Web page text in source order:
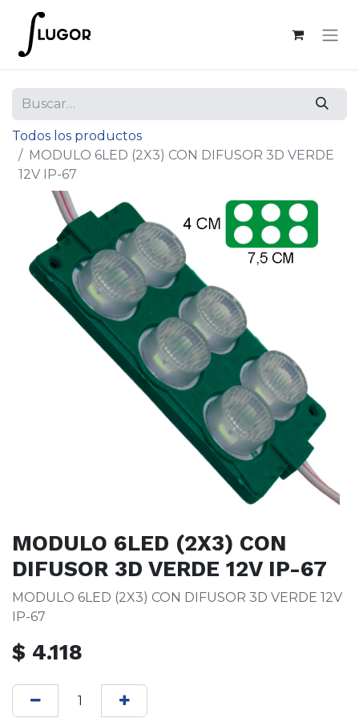
Todos los productos
MODULO 6LED (2X3) CON DIFUSOR 3D VERDE
12V IP-67
MODULO 6LED (2X3) CON
DIFUSOR 3D VERDE 12V IP-67
MODULO 6LED (2X3) CON DIFUSOR 3D VERDE 12V
IP-67
$ 4.118